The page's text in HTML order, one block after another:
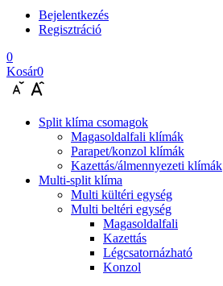
Bejelentkezés
Regisztráció
0
Kosár0
Split klíma csomagok
Magasoldalfali klímák
Parapet/konzol klímák
Kazettás/álmennyezeti klímák
Multi-split klíma
Multi kültéri egység
Multi beltéri egység
Magasoldalfali
Kazettás
Légcsatornázható
Konzol